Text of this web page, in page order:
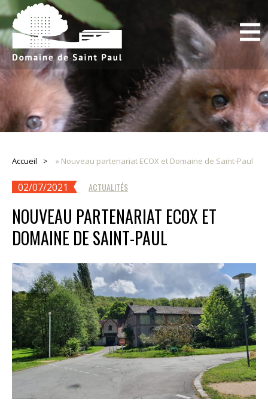
Accueil » Nouveau partenariat ECOX et Domaine de Saint-Paul
02/07/2021 ACTUALITÉS
NOUVEAU PARTENARIAT ECOX ET
DOMAINE DE SAINT-PAUL